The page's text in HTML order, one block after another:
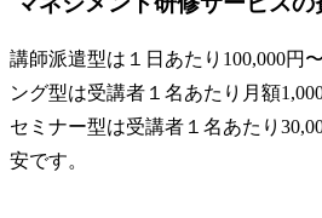
講師派遣型は１日あたり100,000円
ング型は受講者１名あたり月額
セミナー型は受講者１名あたり
安です。